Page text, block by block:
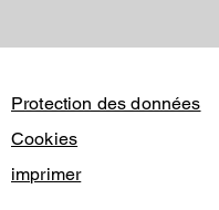
Protection des données
Cookies
imprimer